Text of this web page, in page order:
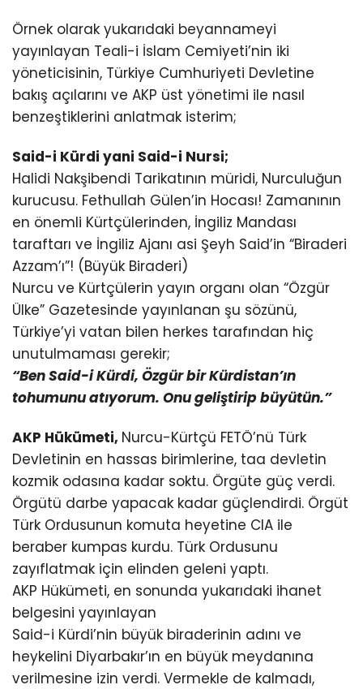
Örnek olarak yukarıdaki beyannameyi
yayınlayan Teali-i İslam Cemiyeti’nin iki
yöneticisinin, Türkiye Cumhuriyeti Devletine
bakış açılarını ve AKP üst yönetimi ile nasıl
benzeştiklerini anlatmak isterim;
Said-i Kürdi yani Said-i Nursi;
Halidi Nakşibendi Tarikatının müridi, Nurculuğun
kurucusu. Fethullah Gülen’in Hocası! Zamanının
en önemli Kürtçülerinden, İngiliz Mandası
taraftarı ve İngiliz Ajanı asi Şeyh Said’in “Biraderi
Azzam’ı”! (Büyük Biraderi)
Nurcu ve Kürtçülerin yayın organı olan “Özgür
Ülke” Gazetesinde yayınlanan şu sözünü,
Türkiye’yi vatan bilen herkes tarafından hiç
unutulmaması gerekir;
“Ben Said-i Kürdi, Özgür bir Kürdistan’ın
tohumunu atıyorum. Onu geliştirip büyütün.”
AKP Hükümeti, Nurcu-Kürtçü FETÖ’nü Türk
Devletinin en hassas birimlerine, taa devletin
kozmik odasına kadar soktu. Örgüte güç verdi.
Örgütü darbe yapacak kadar güçlendirdi. Örgüt
Türk Ordusunun komuta heyetine CIA ile
beraber kumpas kurdu. Türk Ordusunu
zayıflatmak için elinden geleni yaptı.
AKP Hükümeti, en sonunda yukarıdaki ihanet
belgesini yayınlayan
Said-i Kürdi’nin büyük biraderinin adını ve
heykelini Diyarbakır’ın en büyük meydanına
verilmesine izin verdi. Vermekle de kalmadı,